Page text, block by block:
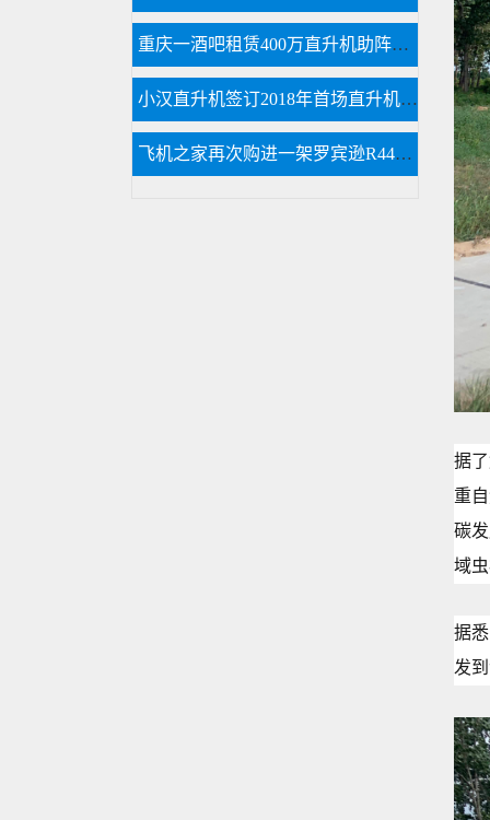
据
重
碳
域
据
发
重庆一酒吧租赁400万直升机助阵现场豪车云集
小汉直升机签订2018年首场直升机婚礼合同将在过年期间举行
飞机之家再次购进一架罗宾逊R44直升机